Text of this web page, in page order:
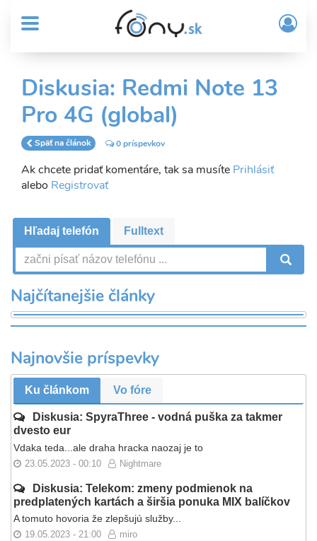
obsah
MENU
Sub
Header
menu
User
account
menu
/
Diskusia: Redmi Note 13
Pro 4G (global)
Späť na článok 0 príspevkov
Ak chcete pridať komentáre, tak sa musíte Prihlásiť
alebo Registrovať
Hľadaj telefón Fulltext
Najčítanejšie články
Najnovšie príspevky
Ku článkom Vo fóre
Diskusia: SpyraThree - vodná puška za takmer
dvesto eur
Vdaka teda...ale draha hracka naozaj je to
23.05.2023 - 00:10 Nightmare
Diskusia: Telekom: zmeny podmienok na
predplatených kartách a širšia ponuka MIX balíčkov
A tomuto hovoria že zlepšujú služby...
19.05.2023 - 21:00 miro